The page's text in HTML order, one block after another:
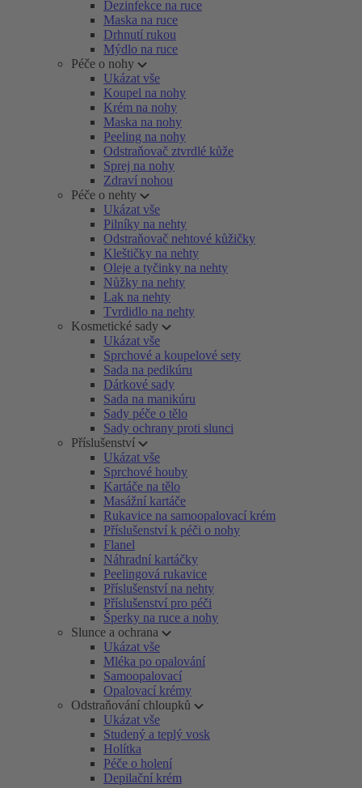
Dezinfekce na ruce
Maska na ruce
Drhnutí rukou
Mýdlo na ruce
Péče o nohy
Ukázat vše
Koupel na nohy
Krém na nohy
Maska na nohy
Peeling na nohy
Odstraňovač ztvrdlé kůže
Sprej na nohy
Zdraví nohou
Péče o nehty
Ukázat vše
Pilníky na nehty
Odstraňovač nehtové kůžičky
Kleštičky na nehty
Oleje a tyčinky na nehty
Nůžky na nehty
Lak na nehty
Tvrdidlo na nehty
Kosmetické sady
Ukázat vše
Sprchové a koupelové sety
Sada na pedikúru
Dárkové sady
Sada na manikúru
Sady péče o tělo
Sady ochrany proti slunci
Příslušenství
Ukázat vše
Sprchové houby
Kartáče na tělo
Masážní kartáče
Rukavice na samoopalovací krém
Příslušenství k péči o nohy
Flanel
Náhradní kartáčky
Peelingová rukavice
Příslušenství na nehty
Příslušenství pro péči
Šperky na ruce a nohy
Slunce a ochrana
Ukázat vše
Mléka po opalování
Samoopalovací
Opalovací krémy
Odstraňování chloupků
Ukázat vše
Studený a teplý vosk
Holítka
Péče o holení
Depilační krém